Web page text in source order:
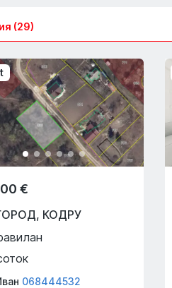
(29)
€
, КОДРУ
068444532